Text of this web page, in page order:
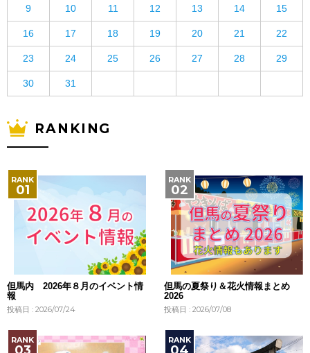
9 10 11 12 13 14 15
16 17 18 19 20 21 22
23 24 25 26 27 28 29
30 31
RANKING
但馬内 2026年８月のイベント情
報
投稿日 : 2026/07/24
但馬の夏祭り＆花火情報まとめ
2026
投稿日 : 2026/07/08